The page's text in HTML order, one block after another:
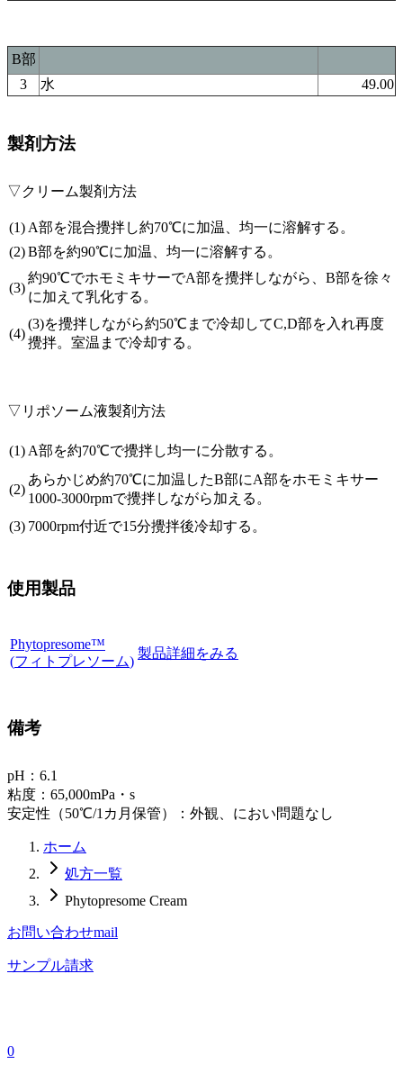
B部
3
水 49.00
製剤方法
▽クリーム製剤方法
(1) A部を混合攪拌し約70℃に加温、均一に溶解する。
(2)B部を約90℃に加温、均一に溶解する。
(3)
約90℃でホモミキサーでA部を攪拌しながら、B部を徐々
に加えて乳化する。
(4)
(3)を攪拌しながら約50℃まで冷却してC,D部を入れ再度
攪拌。室温まで冷却する。
▽リポソーム液製剤方法
(1) A部を約70℃で攪拌し均一に分散する。
(2)
あらかじめ約70℃に加温したB部にA部をホモミキサー
1000-3000rpmで攪拌しながら加える。
(3) 7000rpm付近で15分攪拌後冷却する。
使用製品
Phytopresome™
(フィトプレソーム)
製品詳細をみる
備考
pH：6.1
粘度：65,000mPa・s
安定性（50℃/1カ月保管）：外観、におい問題なし
ホーム
処方一覧
Phytopresome Cream
お問い合わせmail
サンプル請求
0